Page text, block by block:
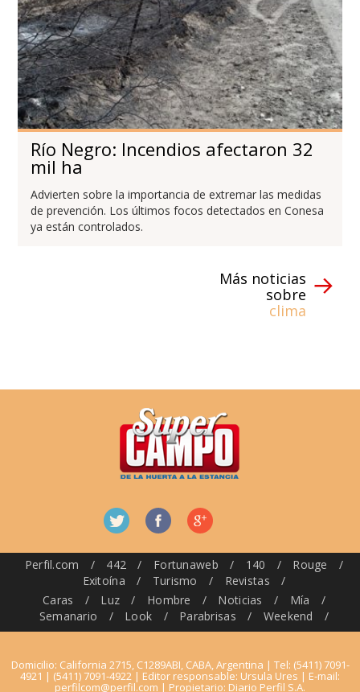
Río Negro: Incendios afectaron 32
mil ha
Advierten sobre la importancia de extremar las medidas
de prevención. Los últimos focos detectados en Conesa
ya están controlados.
Más noticias
sobre
clima
Perfil.com / 442 / Fortunaweb / 140 / Rouge
/
Exitoína
/ Turismo / Revistas
/
Caras
/ Luz / Hombre / Noticias / Mía
/
Semanario
/ Look / Parabrisas / Weekend /
Domicilio: California 2715, C1289ABI, CABA, Argentina | Tel: (5411) 7091-
4921 | (5411) 7091-4922 | Editor responsable: Ursula Ures | E-mail:
perfilcom@perfil.com | Propietario: Diario Perfil S.A.